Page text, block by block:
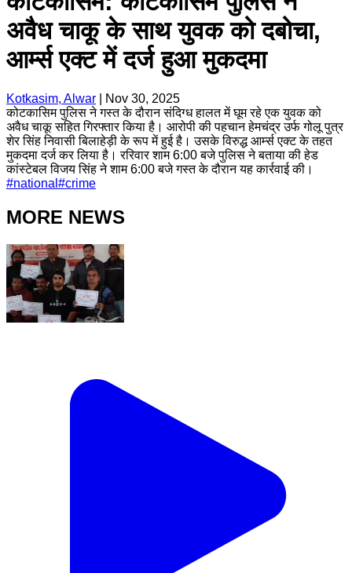
अवैध चाकू के साथ युवक को दबोचा,
आर्म्स एक्ट में दर्ज हुआ मुकदमा
Kotkasim, Alwar
Nov 30, 2025
कोटकासिम पुलिस ने गस्त के दौरान संदिग्ध हालत में घूम रहे एक युवक को
अवैध चाकू सहित गिरफ्तार किया है। आरोपी की पहचान हेमचंद्र उर्फ गोलू पुत्र
शेर सिंह निवासी बिलाहेड़ी के रूप में हुई है। उसके विरुद्ध आर्म्स एक्ट के तहत
मुकदमा दर्ज कर लिया है। ररिवार शाम 6:00 बजे पुलिस ने बताया की हेड
कांस्टेबल विजय सिंह ने शाम 6:00 बजे गस्त के दौरान यह कार्रवाई की।
#national #crime
MORE NEWS